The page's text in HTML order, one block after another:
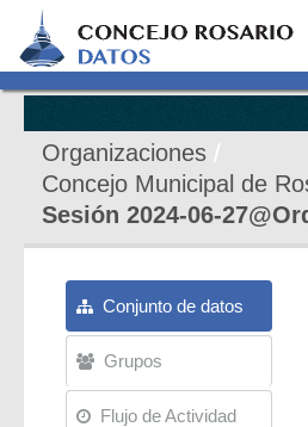
Organizaciones
Concejo Municipal de
Sesión 2024-06-
Conjunto de datos
Grupos
Flujo de Actividad